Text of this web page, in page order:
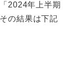
2024年上半期
の結果は下記